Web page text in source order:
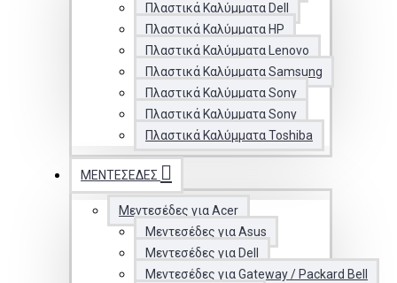
Πλαστικά Καλύμματα Dell
Πλαστικά Καλύμματα HP
Πλαστικά Καλύμματα Lenovo
Πλαστικά Καλύμματα Samsung
Πλαστικά Καλύμματα Sony
Πλαστικά Καλύμματα Sony
Πλαστικά Καλύμματα Toshiba
ΜΕΝΤΕΣΈΔΕΣ
Μεντεσέδες για Acer
Μεντεσέδες για Asus
Μεντεσέδες για Dell
Μεντεσέδες για Gateway / Packard Bell